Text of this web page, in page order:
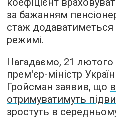
коефіцієнт
за бажанням
стаж
режимі.
Нагадаємо, 21 лютого
прем'єр-міністр
Гройсман заявив, що
отримуватимуть
зростуть в